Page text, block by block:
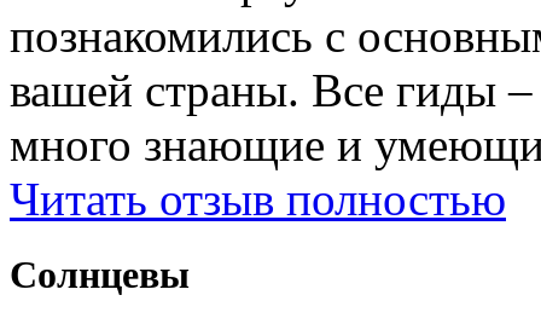
познакомились с
вашей страны. Все гиды
много знающие и
Читать отзыв полностью
Солнцевы